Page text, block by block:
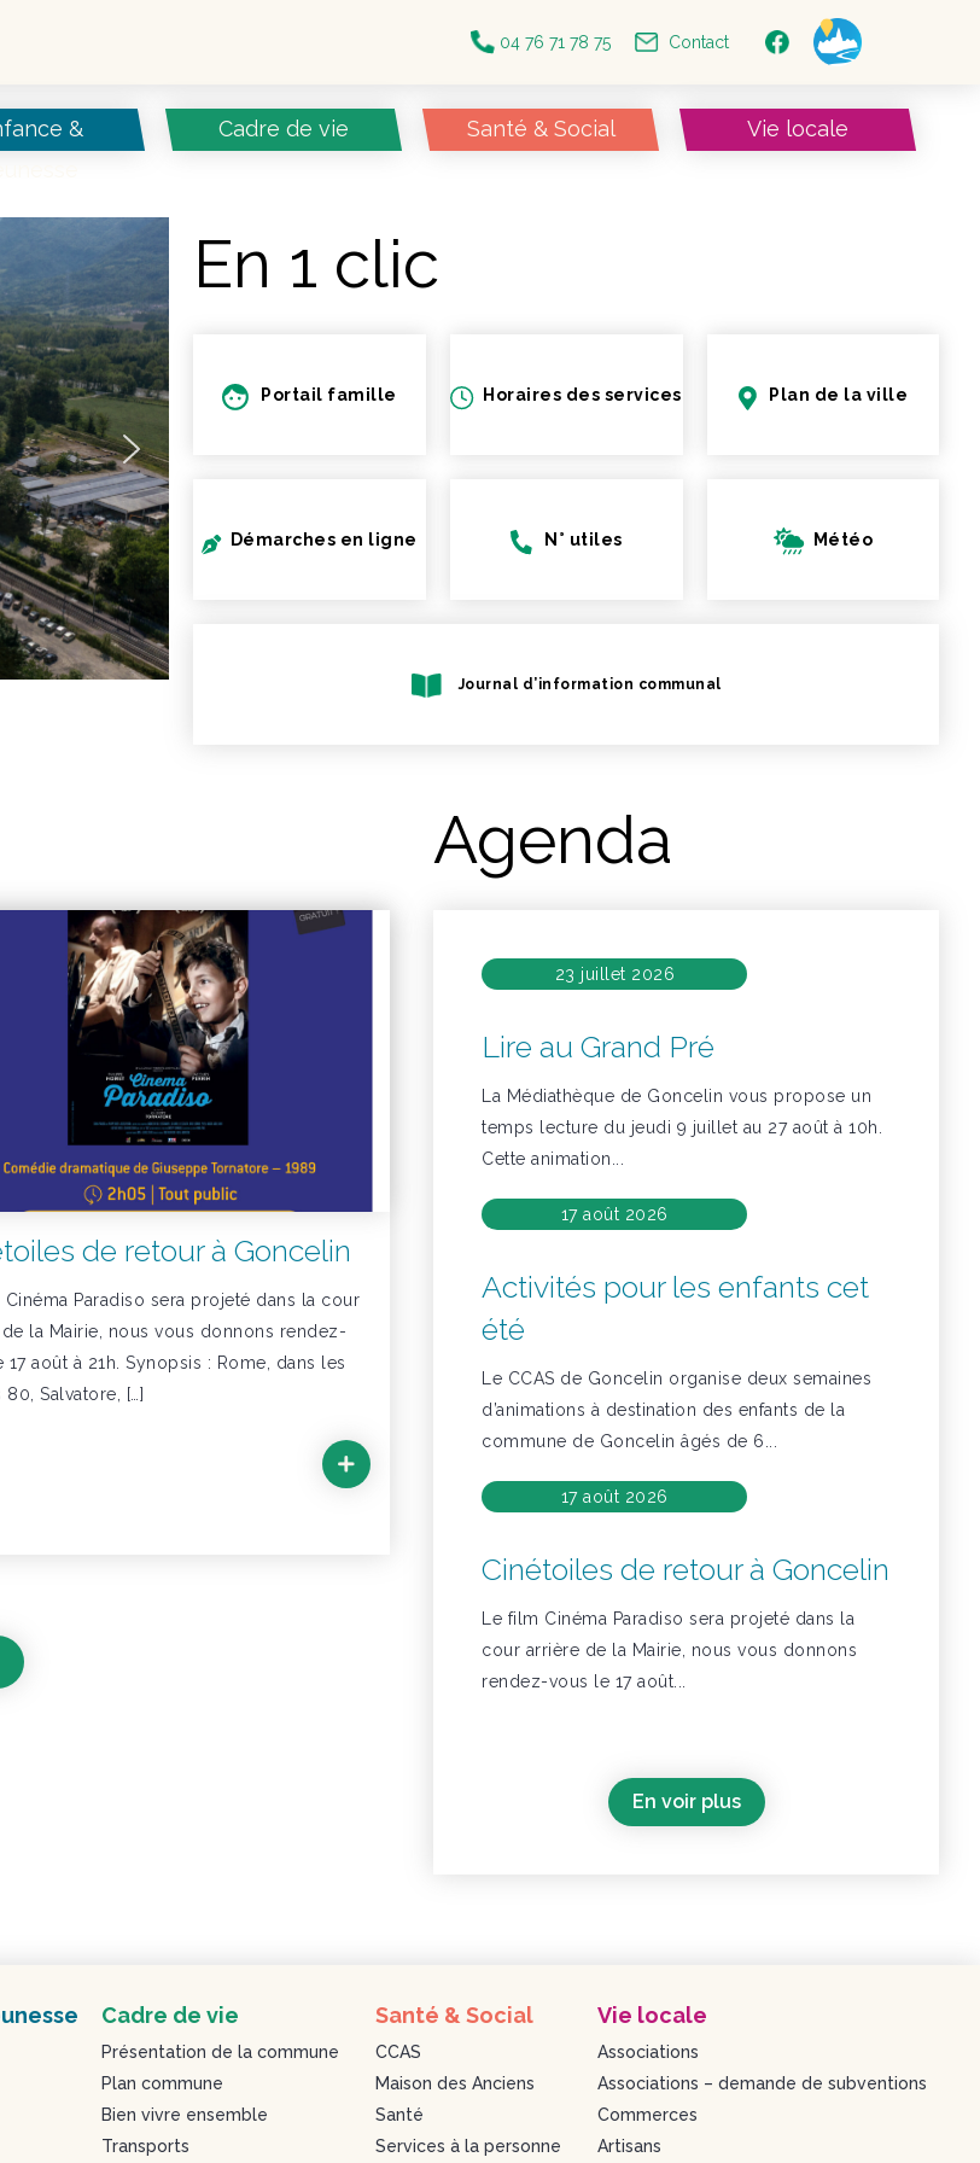
04 76 71 78 75 Contact
&
Cadre de vie Santé & Social Vie locale
En 1 clic
Portail famille Horaires des services Plan de la ville
Démarches en ligne N° utiles Météo
Journal d’information communal
de retour à Goncelin
Cinéma Paradiso sera projeté dans la cour
la Mairie, nous vous donnons rendez-
17 août à 21h. Synopsis : Rome, dans les
80, Salvatore, […]
Agenda
23 juillet 2026
Lire au Grand Pré
La Médiathèque de Goncelin vous propose un
temps lecture du jeudi 9 juillet au 27 août à 10h.
Cette animation...
17 août 2026
Activités pour les enfants cet
été
Le CCAS de Goncelin organise deux semaines
d’animations à destination des enfants de la
commune de Goncelin âgés de 6...
17 août 2026
Cinétoiles de retour à Goncelin
Le film Cinéma Paradiso sera projeté dans la
cour arrière de la Mairie, nous vous donnons
rendez-vous le 17 août...
En voir plus
Cadre de vie
Présentation de la commune
Plan commune
Bien vivre ensemble
Transports
Santé & Social
CCAS
Maison des Anciens
Santé
Services à la personne
Vie locale
Associations
Associations – demande de subventions
Commerces
Artisans